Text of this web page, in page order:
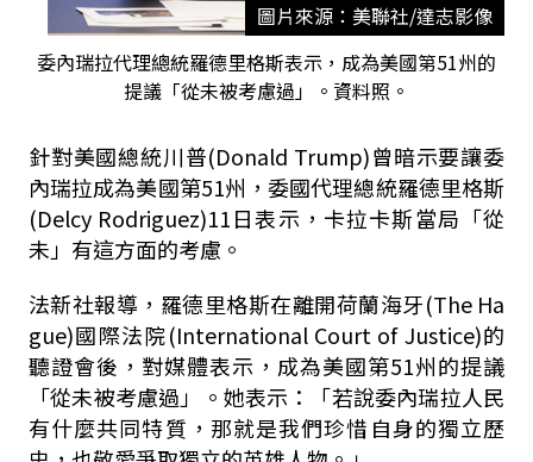
圖片來源：美聯社/達志影像
委內瑞拉代理總統羅德里格斯表示，成為美國第51州的
提議「從未被考慮過」。資料照。
針對美國總統川普(Donald Trump)曾暗示要讓委
內瑞拉成為美國第51州，委國代理總統羅德里格斯
(Delcy Rodriguez)11日表示，卡拉卡斯當局「從
未」有這方面的考慮。
法新社報導，羅德里格斯在離開荷蘭海牙(The Ha
gue)國際法院(International Court of Justice)的
聽證會後，對媒體表示，成為美國第51州的提議
「從未被考慮過」。她表示：「若說委內瑞拉人民
有什麼共同特質，那就是我們珍惜自身的獨立歷